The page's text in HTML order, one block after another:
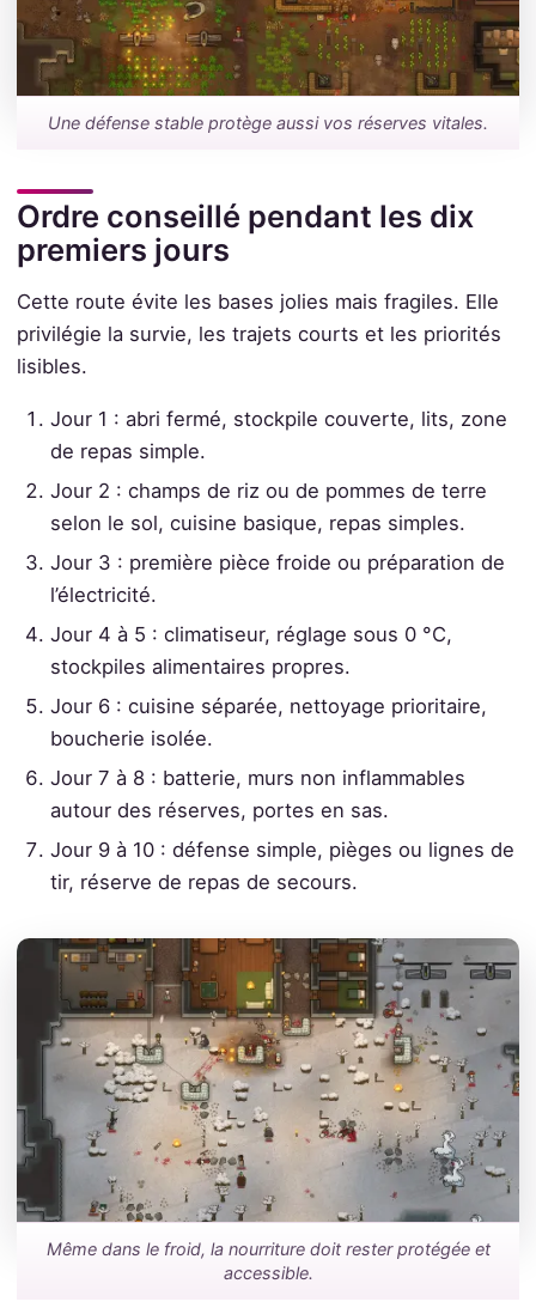
Une défense stable protège aussi vos réserves vitales.
Ordre conseillé pendant les dix
premiers jours
Cette route évite les bases jolies mais fragiles. Elle
privilégie la survie, les trajets courts et les priorités
lisibles.
Jour 1 : abri fermé, stockpile couverte, lits, zone
de repas simple.
Jour 2 : champs de riz ou de pommes de terre
selon le sol, cuisine basique, repas simples.
Jour 3 : première pièce froide ou préparation de
l’électricité.
Jour 4 à 5 : climatiseur, réglage sous 0 °C,
stockpiles alimentaires propres.
Jour 6 : cuisine séparée, nettoyage prioritaire,
boucherie isolée.
Jour 7 à 8 : batterie, murs non inflammables
autour des réserves, portes en sas.
Jour 9 à 10 : défense simple, pièges ou lignes de
tir, réserve de repas de secours.
Même dans le froid, la nourriture doit rester protégée et
accessible.